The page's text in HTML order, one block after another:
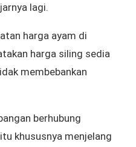
lagi.
harga ayam di
harga siling sedia
membebankan
berhubung
khususnya menjelang